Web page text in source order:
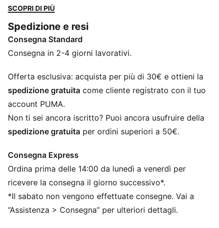
pensato per le partite informali e per portare con te lo
CARATTERISTICHE + VANTAGGI
GESTIONE DELL’UMIDITÀ: la tecnologia dryCELL di
PUMA assorbe l’umidità e il sudore e ti mantiene
Realizzato al 100% in materiale riciclato, escluse
finiture e decorazioni
DETTAGLI
Vestibilità: Regolare
Lunghezza: Regolare
Maniche corte
PUMA per bambini: consigliato per bambini dai
quattro agli otto anni
SCOPRI DI PIÙ
Spedizione e resi
Consegna Standard
Consegna in 2-4 giorni lavorativi.
Offerta esclusiva: acquista per più di 30€ e ottieni la
spedizione gratuita come cliente registrato con il tuo
account PUMA.
Non ti sei ancora iscritto? Puoi ancora usufruire della
spedizione gratuita per ordini superiori a 50€.
Consegna Express
Ordina prima delle 14:00 da lunedì a venerdì per
ricevere la consegna il giorno successivo*.
*Il sabato non vengono effettuate consegne. Vai a
“Assistenza > Consegna” per ulteriori dettagli.